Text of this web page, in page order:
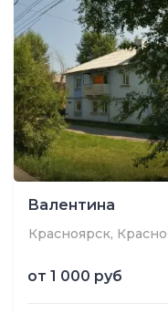
Валентина
Красноярск,
от 1 000 руб